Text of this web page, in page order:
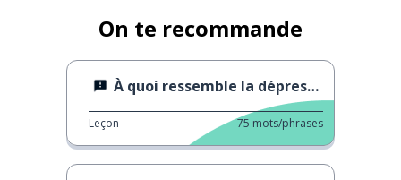
On te recommande
À quoi ressemble la dépression
Leçon 75 mots/phrases